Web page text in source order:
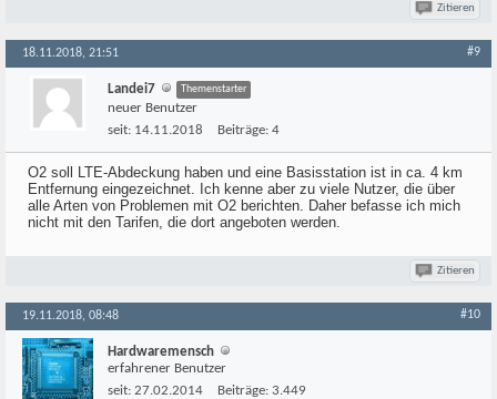
Zitieren
18.11.2018, 21:51 #9
Landei7 Themenstarter
neuer Benutzer
seit: 14.11.2018 Beiträge: 4
O2 soll LTE-Abdeckung haben und eine Basisstation ist in ca. 4 km
Entfernung eingezeichnet. Ich kenne aber zu viele Nutzer, die über
alle Arten von Problemen mit O2 berichten. Daher befasse ich mich
nicht mit den Tarifen, die dort angeboten werden.
Zitieren
19.11.2018, 08:48 #10
Hardwaremensch
erfahrener Benutzer
seit: 27.02.2014 Beiträge: 3.449